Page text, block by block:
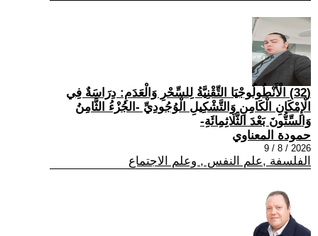
(32) الْأَنْطُولُوجْيَا التِّقْنِيَّةُ لِلسِّحْرِ وَالْعَدَمِ: دِرَاسَةٌ فِي
الْإِمْكَانِ الْكَامِنِ وَالتَّشْكِيلِ الْوُجُودِيِّ -الجُزْءُ الثَّامِنُ
وَالسِّتُّونَ بَعْدَ الثَّلَاثِمِائَةِ-
حمودة المعناوي
2026 / 8 / 9
الفلسفة ,علم النفس , وعلم الاجتماع